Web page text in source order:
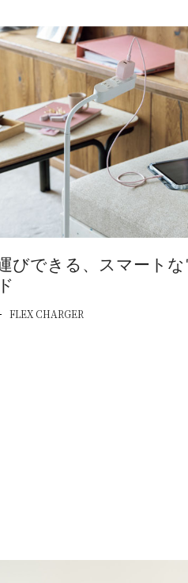
びできる、スマートな
FLEX CHARGER